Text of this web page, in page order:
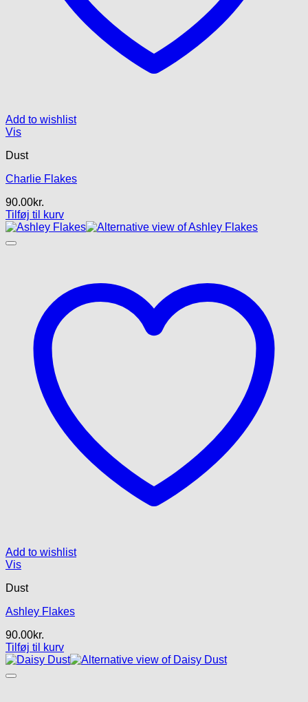
Add to wishlist
Vis
Dust
Charlie Flakes
90.00kr.
Tilføj til kurv
Add to wishlist
Vis
Dust
Ashley Flakes
90.00kr.
Tilføj til kurv